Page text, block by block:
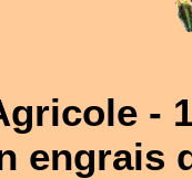
-
engrais